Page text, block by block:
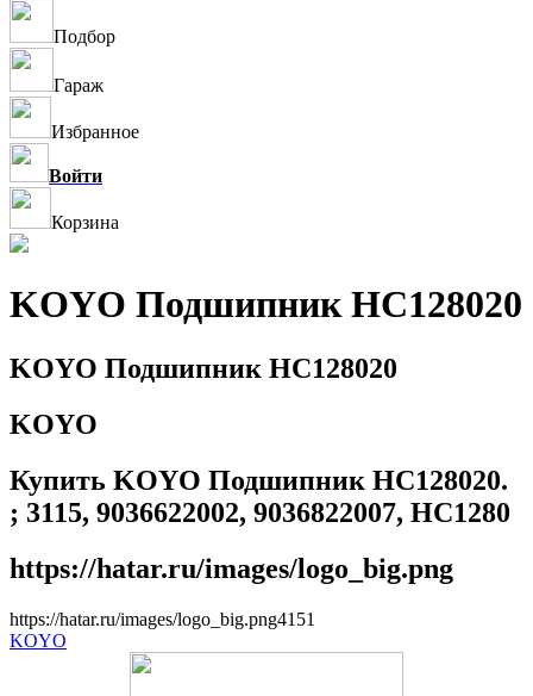
Подбор
Гараж
Избранное
Войти
Корзина
KOYO Подшипник HC128020
KOYO Подшипник HC128020
KOYO
Купить KOYO Подшипник HC128020.
; 3115, 9036622002, 9036822007, HC1280
https://hatar.ru/images/logo_big.png
https://hatar.ru/images/logo_big.png41 51
KOYO